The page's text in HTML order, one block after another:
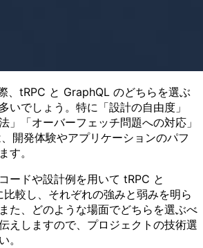
、tRPC と GraphQL のどちらを選ぶ
いでしょう。特に「設計の自由度」
」「オーバーフェッチ問題への対応」
開発体験やアプリケーションのパフ
す。
ードや設計例を用いて tRPC と
較し、それぞれの強みと弱みを明ら
た、どのような場面でどちらを選ぶべ
えしますので、プロジェクトの技術選
。